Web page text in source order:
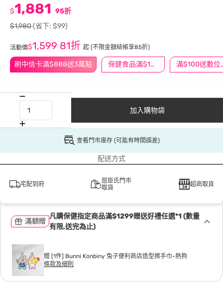
刷中信卡滿$888送3萬點 保健食品滿$1200送$100 滿
$1,881 95折
$1,980(省下: $99)
活動價$1,599 81折 起 (不限金額結帳享85折)
加入購物袋
查看門市庫存 (可能有時間誤差)
配送方式
宅配到府
屈臣氏門市
取貨
超商取貨
滿額贈
凡購保健指定商品滿$1299贈送好禮任選*1 (數量
有限,送完為止)
贈 [1件] Bunni Konbiny 兔子便利商店造型擦手巾-熱狗
條款及細則